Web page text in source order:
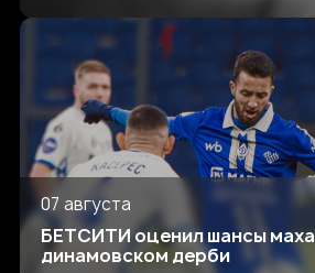
07 августа
БЕТСИТИ оценил шансы
динамовском дерби